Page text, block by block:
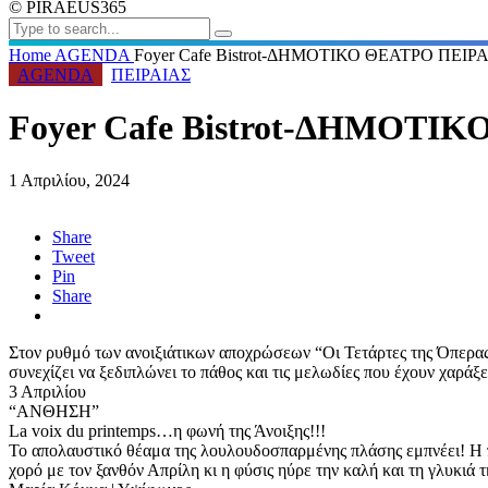
© PIRAEUS365
Home AGENDA Foyer Cafe Bistrot-ΔΗΜΟΤΙΚΟ ΘΕΑΤΡΟ
AGENDA
ΠΕΙΡΑΙΑΣ
Foyer Cafe Bistrot-
1 Απριλίου, 2024
Share
Tweet
Pin
Share
Στον ρυθμό των ανοιξιάτικων αποχρώσεων “Οι Τετάρτες της
συνεχίζει να ξεδιπλώνει το πάθος και τις μελωδίες που έχουν
3 Απριλίου
“ΑΝΘΗΣΗ”
La voix du printemps…η φωνή της Άνοιξης!!!
Το απολαυστικό θέαμα της λουλουδοσπαρμένης πλάσης εμπνέει!
χορό με τον ξανθόν Απρίλη κι η φύσις ηύρε την καλή και τη